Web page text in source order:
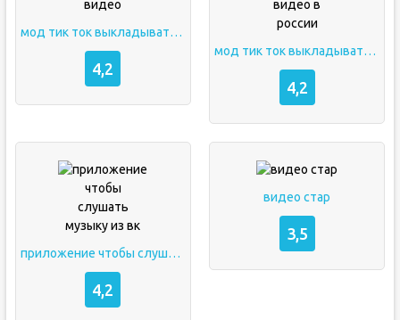
мод тик ток выкладывать видео
4,2
мод тик ток выкладывать видео в россии
4,2
приложение чтобы слушать музыку из вк
4,2
видео стар
3,5